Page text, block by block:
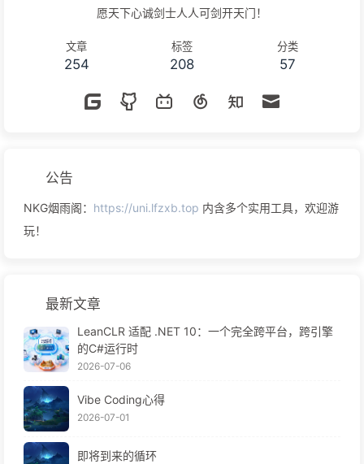
愿天下心诚剑士人人可剑开天门！
文章
254
标签
208
分类
57
公告
NKG烟雨阁： https://uni.lfzxb.top 内含多个实用工具，欢迎游
玩！
最新文章
LeanCLR 适配 .NET 10：一个完全跨平台，跨引擎
的C#运行时
2026-07-06
Vibe Coding心得
2026-07-01
即将到来的循环